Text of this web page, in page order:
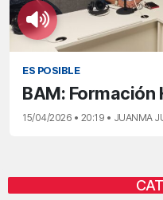
ES POSIBLE
BAM: Formación
15/04/2026 • 20:19 • JUANMA